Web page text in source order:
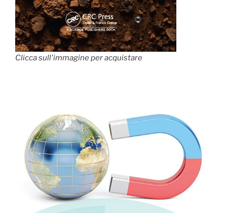
Clicca sull'immagine per acquistare